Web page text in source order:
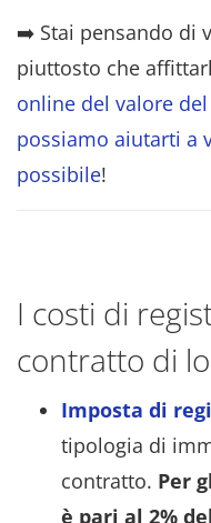
➡️ Stai pensando di
piuttosto che
online del valore
possiamo aiutarti a
possibile!
I costi di
contratto di
Imposta di
tipologia di
contratto. Per
è pari al 2%